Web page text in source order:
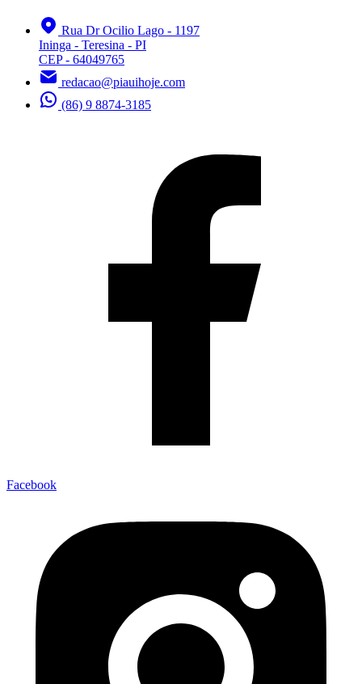
Rua Dr Ocilio Lago - 1197
Ininga - Teresina - PI
CEP - 64049765
redacao@piauihoje.com
(86) 9 8874-3185
Facebook